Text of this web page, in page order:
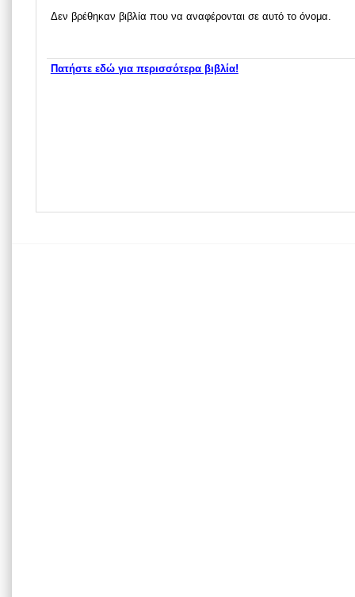
Δεν βρέθηκαν βιβλία που να αναφέρονται σε αυτό το όνομα.
Πατήστε εδώ για περισσότερα βιβλία!